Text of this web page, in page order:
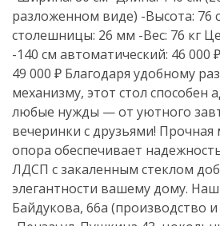
разложенном виде) -Высота: 76
столешницы: 26 мм -Вес: 76 кг
-140 см автоматический: 46 000
49 000 ₽ Благодаря удобному
механизму, этот стол способен
любые нужды — от уютного
вечеринки с друзьями! Прочная
опора обеспечивает
ЛДСП с закаленным стеклом
элегантности вашему дому.
Байдукова, 66а (производство